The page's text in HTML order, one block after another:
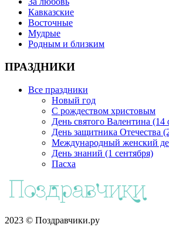
Кавказские
Восточные
Мудрые
Родным и близким
ПРАЗДНИКИ
Все праздники
Новый год
С рождеством христовым
День святого Валентина (14
День защитника Отечества
Международный женский
День знаний (1 сентября)
Пасха
2023 © Поздравчики.ру